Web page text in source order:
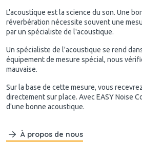
L'acoustique est la science du son. Une
réverbération nécessite souvent une
par un spécialiste de l'acoustique.
Un spécialiste de l'acoustique se rend
équipement de mesure spécial, nous
mauvaise.
Sur la base de cette mesure, vous
directement sur place. Avec EASY Noise
d'une bonne acoustique.
À propos de nous